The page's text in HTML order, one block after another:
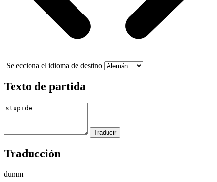
Selecciona el idioma de destino
Texto de partida
Traducción
dumm